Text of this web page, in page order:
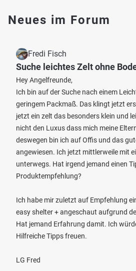
Neues im Forum
Fredi Fisch
Suche leichtes Zelt ohne
Hey Angelfreunde,
Ich bin auf der Suche nach einem
geringem Packmaß. Das klingt jetzt
jetzt ein zelt das besonders klein und
nicht den Luxus dass mich meine
deswegen bin ich auf Offis und das
angewiesen. Ich jetzt mittlerweile mit
unterwegs. Hat irgend jemand einen
Produktempfehlung?
Ich habe mir zuletzt auf Empfehlung
easy shelter + angeschaut aufgrund
Hat jemand Erfahrung damit. Ich
Hilfreiche Tipps freuen.
LG Fred